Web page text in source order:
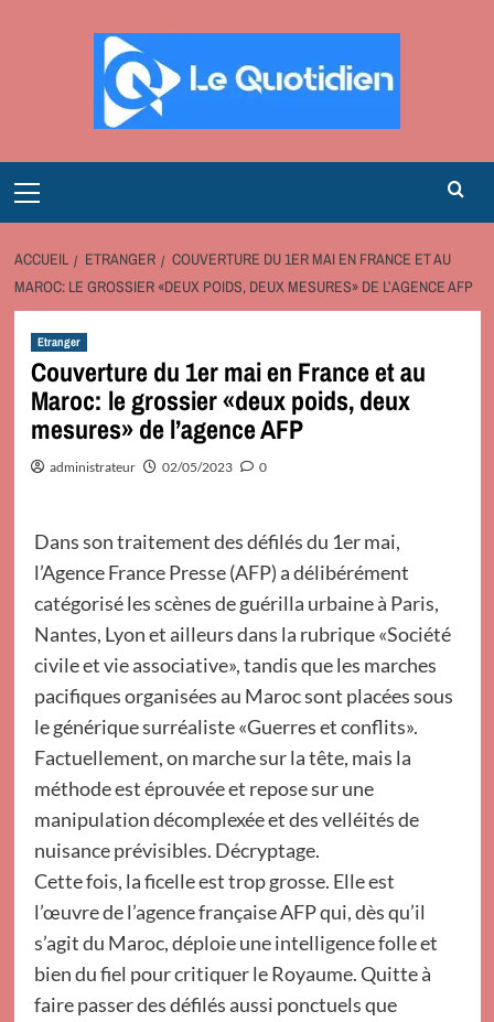
Menu
ACCUEIL ETRANGER
COUVERTURE DU 1ER MAI EN FRANCE ET AU
MAROC: LE GROSSIER «DEUX POIDS, DEUX MESURES» DE L’AGENCE AFP
Etranger
Couverture du 1er mai en France et au
Maroc: le grossier «deux poids, deux
mesures» de l’agence AFP
administrateur 02/05/2023 0
Dans son traitement des défilés du 1er mai,
l’Agence France Presse (AFP) a délibérément
catégorisé les scènes de guérilla urbaine à Paris,
Nantes, Lyon et ailleurs dans la rubrique «Société
civile et vie associative», tandis que les marches
pacifiques organisées au Maroc sont placées sous
le générique surréaliste «Guerres et conflits».
Factuellement, on marche sur la tête, mais la
méthode est éprouvée et repose sur une
manipulation décomplexée et des velléités de
nuisance prévisibles. Décryptage.
Cette fois, la ficelle est trop grosse. Elle est
l’œuvre de l’agence française AFP qui, dès qu’il
s’agit du Maroc, déploie une intelligence folle et
bien du fiel pour critiquer le Royaume. Quitte à
faire passer des défilés aussi ponctuels que